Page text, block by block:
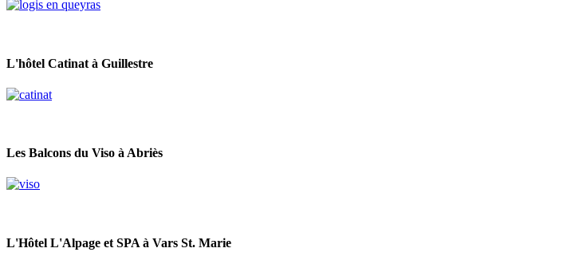
L'hôtel Catinat à Guillestre
Les Balcons du Viso à Abriès
L'Hôtel L'Alpage et SPA à Vars St. Marie